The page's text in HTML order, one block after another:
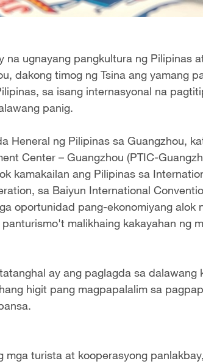
na ugnayang pangkultura ng Pilipinas
dakong timog ng Tsina ang yamang
sa isang internasyonal na
panig.
Heneral ng Pilipinas sa Guangzhou,
Center – Guangzhou (PTIC-
kamakailan ang Pilipinas sa
sa Baiyun International
oportunidad pang-ekonomiyang alok
malikhaing kakayahan ng
ay ang paglagda sa dalawang
higit pang magpapalalim sa
mga turista at kooperasyong